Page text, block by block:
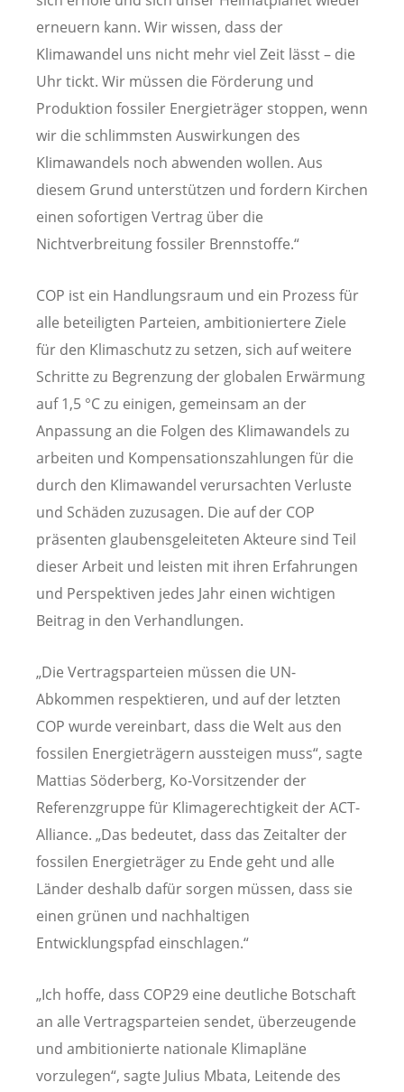
erneuern kann. Wir wissen, dass der
Klimawandel uns nicht mehr viel Zeit lässt – die
Uhr tickt. Wir müssen die Förderung und
Produktion fossiler Energieträger stoppen, wenn
wir die schlimmsten Auswirkungen des
Klimawandels noch abwenden wollen. Aus
diesem Grund unterstützen und fordern Kirchen
einen sofortigen Vertrag über die
Nichtverbreitung fossiler Brennstoffe.“
COP ist ein Handlungsraum und ein Prozess für
alle beteiligten Parteien, ambitioniertere Ziele
für den Klimaschutz zu setzen, sich auf weitere
Schritte zu Begrenzung der globalen Erwärmung
auf 1,5 °C zu einigen, gemeinsam an der
Anpassung an die Folgen des Klimawandels zu
arbeiten und Kompensationszahlungen für die
durch den Klimawandel verursachten Verluste
und Schäden zuzusagen. Die auf der COP
präsenten glaubensgeleiteten Akteure sind Teil
dieser Arbeit und leisten mit ihren Erfahrungen
und Perspektiven jedes Jahr einen wichtigen
Beitrag in den Verhandlungen.
„Die Vertragsparteien müssen die UN-
Abkommen respektieren, und auf der letzten
COP wurde vereinbart, dass die Welt aus den
fossilen Energieträgern aussteigen muss“, sagte
Mattias Söderberg, Ko-Vorsitzender der
Referenzgruppe für Klimagerechtigkeit der ACT-
Alliance. „Das bedeutet, dass das Zeitalter der
fossilen Energieträger zu Ende geht und alle
Länder deshalb dafür sorgen müssen, dass sie
einen grünen und nachhaltigen
Entwicklungspfad einschlagen.“
„Ich hoffe, dass COP29 eine deutliche Botschaft
an alle Vertragsparteien sendet, überzeugende
und ambitionierte nationale Klimapläne
vorzulegen“, sagte Julius Mbata, Leitende des